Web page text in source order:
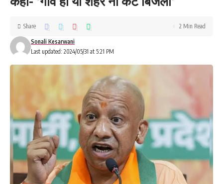
Last updated: 2024/05/31 at 5:21 PM
Sonali Kesarwani
Share 2 Min Read